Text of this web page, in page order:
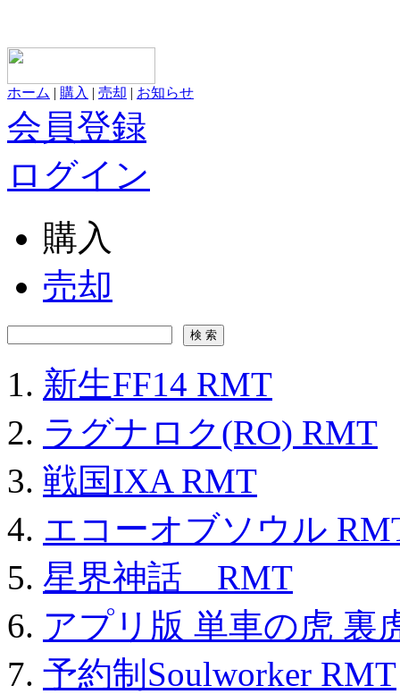
ホーム | 購入 | 売却 | お知らせ
会員登録
ログイン
購入
売却
新生FF14 RMT
ラグナロク(RO) RMT
戦国IXA RMT
エコーオブソウル
星界神話 RMT
アプリ版 単車の虎 裏
予約制Soulworker RMT